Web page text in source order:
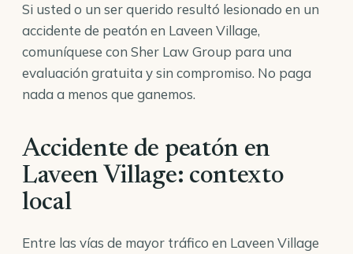
Si usted o un ser querido resultó lesionado en un
accidente de peatón en Laveen Village,
comuníquese con Sher Law Group para una
evaluación gratuita y sin compromiso. No paga
nada a menos que ganemos.
Accidente de peatón en
Laveen Village: contexto
local
Entre las vías de mayor tráfico en Laveen Village